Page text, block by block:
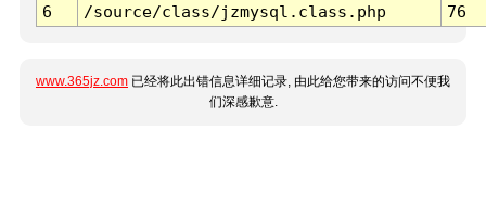
6
/source/class/jzmysql.class.php 76
www.365jz.com 已经将此出错信息详细记录, 由此给您带来的访问不便我
们深感歉意.